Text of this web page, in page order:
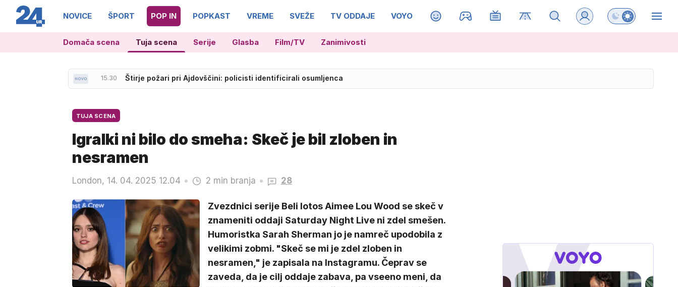
NOVICE ŠPORT POP IN POPKAST VREME SVEŽE TV ODDAJE VOYO MAGAZIN Preklopi barvni
Domača scena Tuja scena Serije Glasba Film/TV Zanimivosti
15.30 Štirje požari pri Ajdovščini: policisti identificirali osumljenca
14.49 Gasilci v Izoli rešili spečega človeka in pogasili nočni požar v delavnici
TUJA SCENA
Igralki ni bilo do smeha: Skeč je bil zloben in
nesramen
London, 14. 04. 2025 12.04 2 min branja 28
Zvezdnici serije Beli lotos Aimee Lou Wood se skeč v
znameniti oddaji Saturday Night Live ni zdel smešen.
Humoristka Sarah Sherman jo je namreč upodobila z
velikimi zobmi. "Skeč se mi je zdel zloben in
nesramen," je zapisala na Instagramu. Čeprav se
zaveda, da je cilj oddaje zabava, pa vseeno meni, da